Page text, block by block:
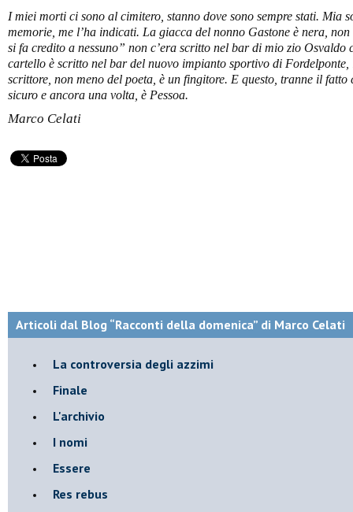
I miei morti ci sono al cimitero, stanno dove sono sempre stati. Mia
memorie, me l’ha indicati. La giacca del nonno Gastone è nera,
si fa credito a nessuno” non c’era scritto nel bar di mio zio Osvaldo
cartello è scritto nel bar del nuovo impianto sportivo di
scrittore, non meno del poeta, è un fingitore. E questo, tranne il fatto
sicuro e ancora una volta, è Pessoa.
Marco Celati
Articoli dal Blog “Racconti della domenica” di Marco Celati
La controversia degli azzimi
Finale
L'archivio
I nomi
Essere
Res rebus